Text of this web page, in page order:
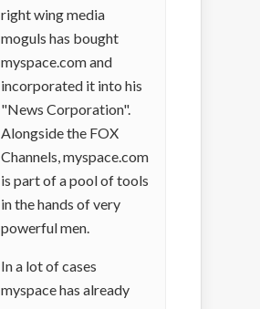
right wing media
moguls has bought
myspace.com and
incorporated it into his
"News Corporation".
Alongside the FOX
Channels, myspace.com
is part of a pool of tools
in the hands of very
powerful men.
In a lot of cases
myspace has already